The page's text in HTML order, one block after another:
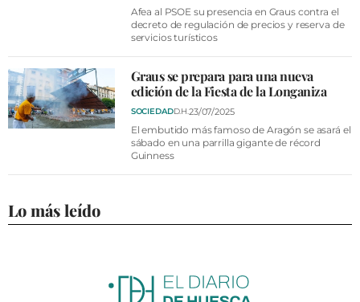
Afea al PSOE su presencia en Graus contra el
decreto de regulación de precios y reserva de
servicios turísticos
Graus se prepara para una nueva
edición de la Fiesta de la Longaniza
SOCIEDADD.H.23/07/2025
El embutido más famoso de Aragón se asará el
sábado en una parrilla gigante de récord
Guinness
Lo más leído